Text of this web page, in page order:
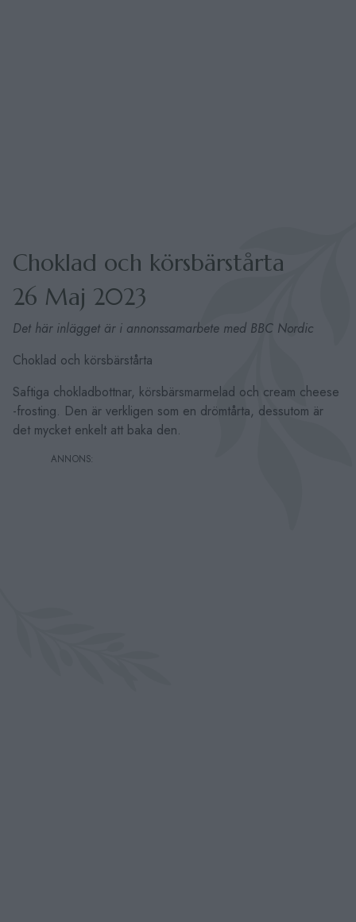
Choklad och körsbärstårta
26 Maj 2023
Det här inlägget är i annonssamarbete med BBC Nordic
Choklad och körsbärstårta
Saftiga chokladbottnar, körsbärsmarmelad och cream cheese
-frosting. Den är verkligen som en drömtårta, dessutom är
det mycket enkelt att baka den.